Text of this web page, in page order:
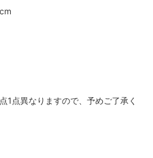
1点異なりますので、予めご了承く